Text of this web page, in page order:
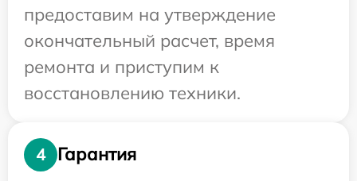
предоставим на утверждение
окончательный расчет, время
ремонта и приступим к
восстановлению техники.
4
Гарантия